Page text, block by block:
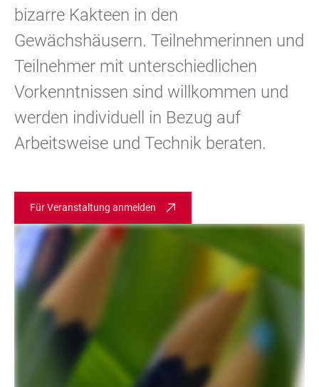
bizarre Kakteen in den
Gewächshäusern. Teilnehmerinnen und
Teilnehmer mit unterschiedlichen
Vorkenntnissen sind willkommen und
werden individuell in Bezug auf
Arbeitsweise und Technik beraten.
Für Veranstaltung anmelden